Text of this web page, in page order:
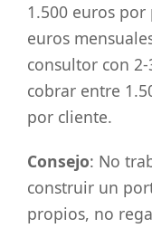
1.500 euros
euros
consultor con
cobrar entre
por cliente.
Consejo: No
construir un
propios, no